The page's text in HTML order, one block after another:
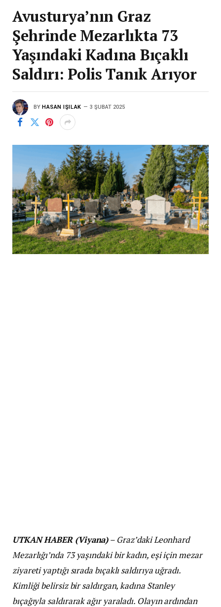
Avusturya’nın Graz
Şehrinde Mezarlıkta 73
Yaşındaki Kadına Bıçaklı
Saldırı: Polis Tanık Arıyor
BY HASAN IŞILAK 3 ŞUBAT 2025
UTKAN HABER (Viyana)– Graz’daki Leonhard
Mezarlığı’nda 73 yaşındaki bir kadın, eşi için mezar
ziyareti yaptığı sırada bıçaklı saldırıya uğradı.
Kimliği belirsiz bir saldırgan, kadına Stanley
bıçağıyla saldırarak ağır yaraladı. Olayın ardından